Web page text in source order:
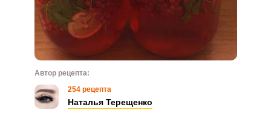
Автор рецепта:
254 рецепта
Наталья Терещенко